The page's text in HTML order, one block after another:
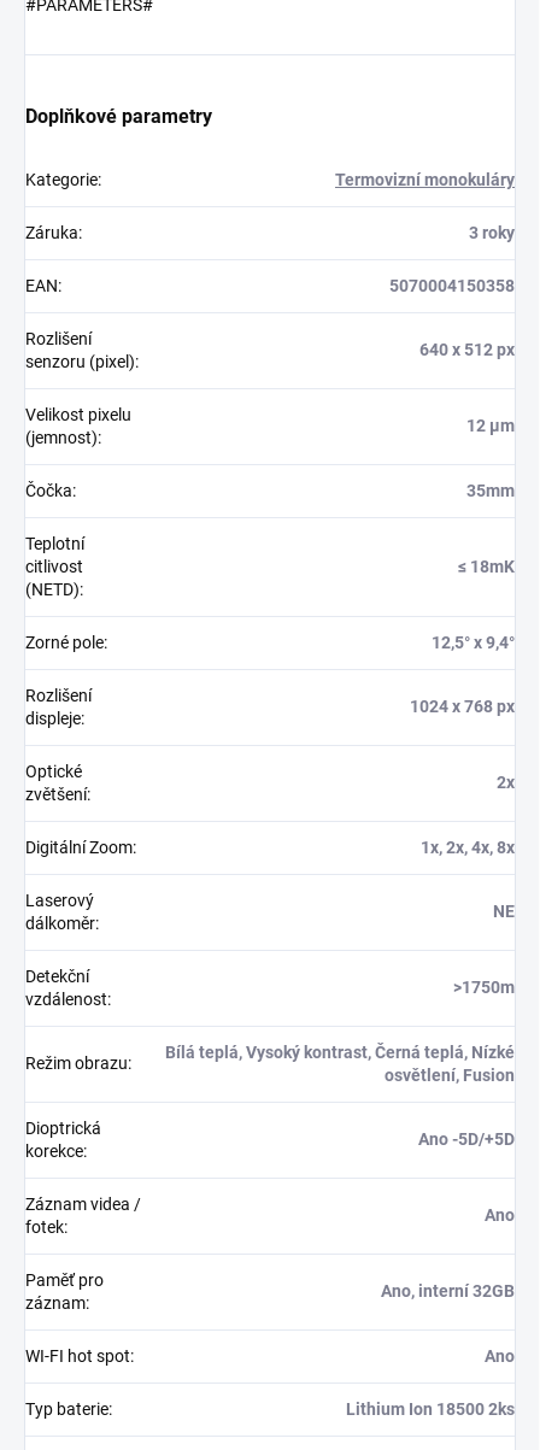
#PARAMETERS#
Doplňkové parametry
Kategorie: Termovizní monokuláry
Záruka: 3 roky
EAN: 5070004150358
Rozlišení
senzoru (pixel):
640 x 512 px
Velikost pixelu
(jemnost):
12 µm
Čočka: 35mm
Teplotní
citlivost
(NETD):
≤ 18mK
Zorné pole: 12,5° x 9,4°
Rozlišení
displeje:
1024 x 768 px
Optické
zvětšení:
2x
Digitální Zoom: 1x, 2x, 4x, 8x
Laserový
dálkoměr:
NE
Detekční
vzdálenost:
>1750m
Režim obrazu:
Bílá teplá, Vysoký kontrast, Černá teplá, Nízké
osvětlení, Fusion
Dioptrická
korekce:
Ano -5D/+5D
Záznam videa /
fotek:
Ano
Paměť pro
záznam:
Ano, interní 32GB
WI-FI hot spot: Ano
Typ baterie: Lithium Ion 18500 2ks